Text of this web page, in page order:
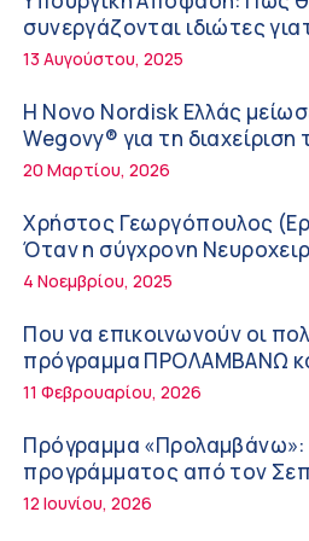
Διακοπές με ασφάλεια
6:20 πμ
Ειρήνη Ζίγκιρη (Ερρίκος
καταπόνηση στους
εργαζόμενους
6:11 πμ
Σύσκεψη στον ΕΟΦ για την
της εφοδιαστικής
στη διάρκεια του
12:08 μμ
Μιχάλης Τάτσης, Insurance
Analyst, διευθυντής
Ανάπτυξης Ομίλου HHG
11:54 πμ
Kavita Patel: Ένα στα πέντε
φάρμακα φτάνει τελικά
9:21 πμ
Υπάρχει τελικά «δίαιτα
συνεργάζονται ιδιώτες
νοσοκομεία του δημοσίου
13 Αυγούστου, 2025
Η Novo Nordisk Ελλάς
Wegovy® για τη
20 Μαρτίου, 2026
Χρήστος Γεωργόπουλος
Όταν η σύγχρονη
φόβο!
4 Νοεμβρίου, 2025
Που να επικοινωνούν οι
πρόγραμμα ΠΡΟΛΑΜΒΑΝΩ
παχυσαρκίας
11 Φεβρουαρίου, 2026
Πρόγραμμα
προγράμματος από τον
Δωρεάν προληπτικές
12 Ιουνίου, 2026